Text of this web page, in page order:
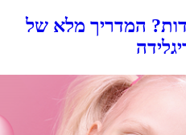
המדריך מלא של